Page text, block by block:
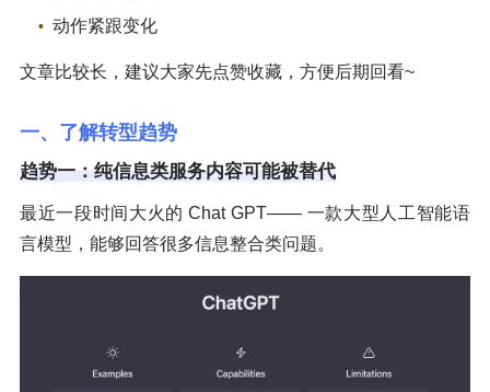
动作紧跟变化
文章比较长，建议大家先点赞收藏，方便后期回看~
一、了解转型趋势
趋势一：纯信息类服务内容可能被替代
最近一段时间大火的 Chat GPT—— 一款大型人工智能语
言模型，能够回答很多信息整合类问题。